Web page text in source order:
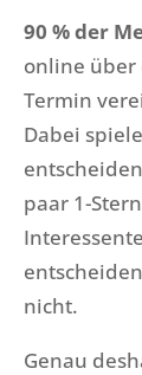
90 % der
online über
Termin
Dabei
paar 1-
nicht.
Genau